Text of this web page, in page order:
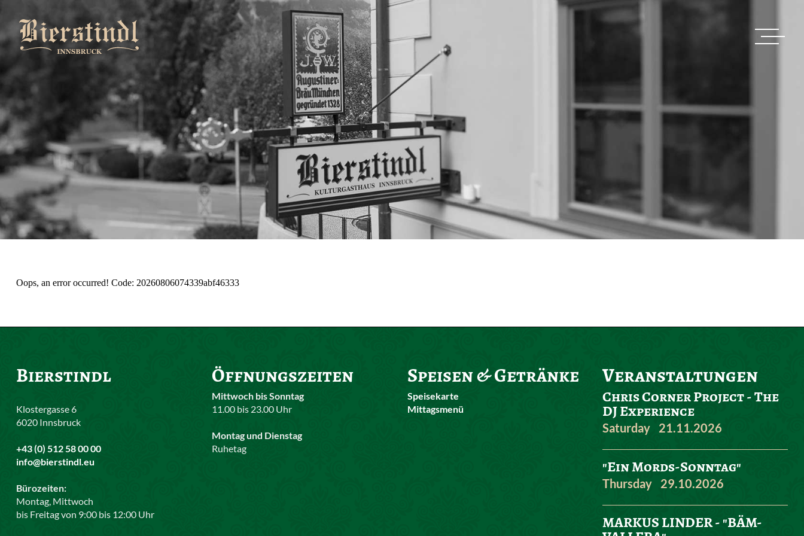
Oops, an error occurred! Code: 20260806074339abf46333
Bierstindl
Klostergasse 6
6020 Innsbruck
+43 (0) 512 58 00 00
info@bierstindl.eu
Bürozeiten:
Montag, Mittwoch
bis Freitag von 9:00 bis 12:00 Uhr
Öffnungszeiten
Mittwoch bis Sonntag
11.00 bis 23.00 Uhr
Montag und Dienstag
Ruhetag
Speisen & Getränke
Speisekarte
Mittagsmenü
Veranstaltungen
Chris Corner Project - The
DJ Experience
Saturday 21.11.2026
"Ein Mords-Sonntag"
Thursday 29.10.2026
MARKUS LINDER - "BÄM-